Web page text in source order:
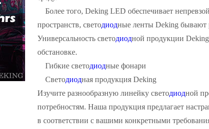
Более того, Deking LED обеспечивает
пространств, светодиодные ленты Deking бывают
Универсальность светодиодной продукции Deking
обстановке.
Гибкие светодиодные фонари
Светодиодная продукция Deking
Изучите разнообразную линейку светодиодной
потребностям. Наша продукция предлагает
в соответствии с вашими конкретными